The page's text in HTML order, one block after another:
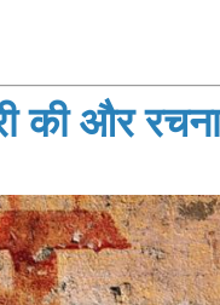
की और